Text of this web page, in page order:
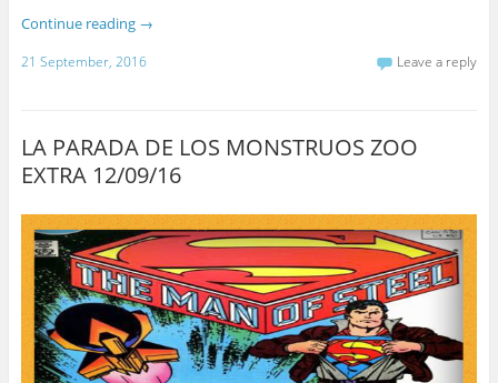
Continue reading →
21 September, 2016 Leave a reply
LA PARADA DE LOS MONSTRUOS ZOO
EXTRA 12/09/16